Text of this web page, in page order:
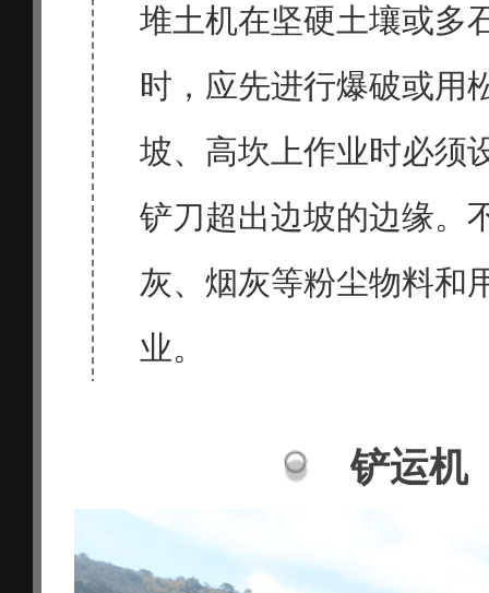
堆土机在坚硬土壤或多
时，应先进行爆破或用
坡、高坎上作业时必须
铲刀超出边坡的边缘。
灰、烟灰等粉尘物料和
业。
铲运机